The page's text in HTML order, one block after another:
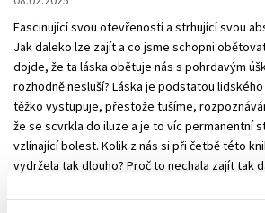
Fascinující svou otevřeností a strhující svou
Jak daleko lze zajít a co jsme schopni
dojde, že ta láska obětuje nás s pohrdavým
rozhodně nesluší? Láska je podstatou
těžko vystupuje, přestože tušíme,
že se scvrkla do iluze a je to víc permanentní
vzlínající bolest. Kolik z nás si při četbě této
vydržela tak dlouho? Proč to nechala zajít tak